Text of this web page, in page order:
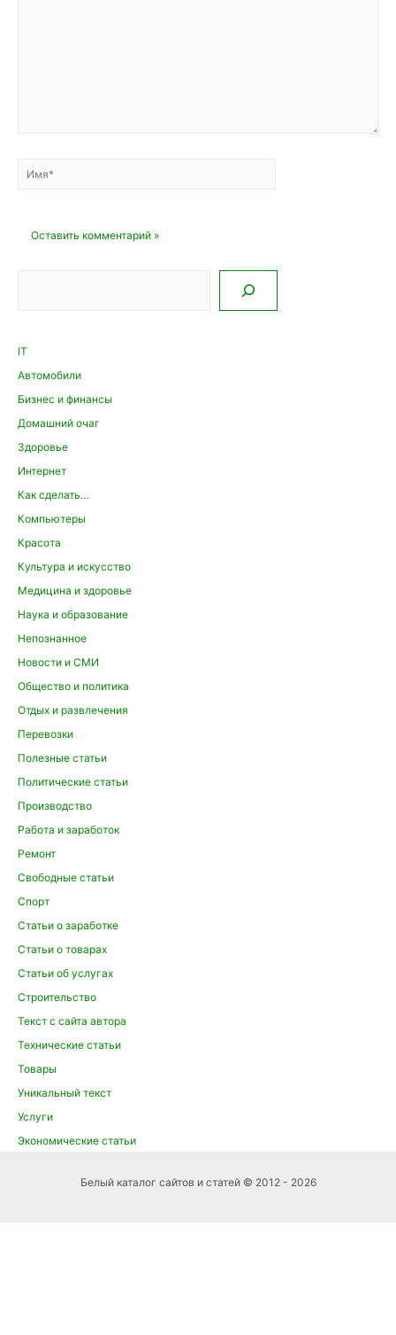
Имя*
IT
Автомобили
Бизнес и финансы
Домашний очаг
Здоровье
Интернет
Как сделать…
Компьютеры
Красота
Культура и искусство
Медицина и здоровье
Наука и образование
Непознанное
Новости и СМИ
Общество и политика
Отдых и развлечения
Перевозки
Полезные статьи
Политические статьи
Производство
Работа и заработок
Ремонт
Свободные статьи
Спорт
Статьи о заработке
Статьи о товарах
Статьи об услугах
Строительство
Текст с сайта автора
Технические статьи
Товары
Уникальный текст
Услуги
Экономические статьи
Белый каталог сайтов и статей © 2012 - 2026